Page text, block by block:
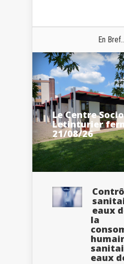
En
Le Centre
Letinturier
21/08/26
eaux
la
eaux